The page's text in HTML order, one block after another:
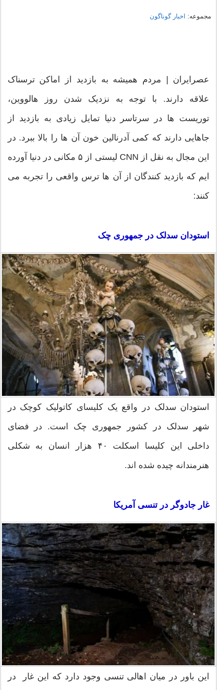
مجموعه: اخبار گوناگون
عصرایران | مردم همیشه به بازدید از اماکن ترسناک
علاقه دارند. با توجه به نزدیک شدن روز هالووین،
توریست ها در سرتاسر دنیا تمایل زیادی به بازدید از
جاهایی دارند که کمی آدرنالین خون آن ها را بالا ببرد. در
این مجال به نقل از CNN لیستی از ۵ مکانی در دنیا آورده
ایم که بازدید کنندگان از آن ها ترس واقعی را تجربه می
کنند:
استودان سدلک در جمهوری چک
استودان سدلک در واقع یک کلیسای کاتولیک کوچک در
شهر سدلک در کشور جمهوری چک است. در فضای
داخلی این کلیسا اسکلت ۴۰ هزار انسان به شکلی
هنرمندانه چیده شده اند.
غار جادوگر در تنسی آمریکا
این باور در میان اهالی تنسی وجود دارد که این غار در